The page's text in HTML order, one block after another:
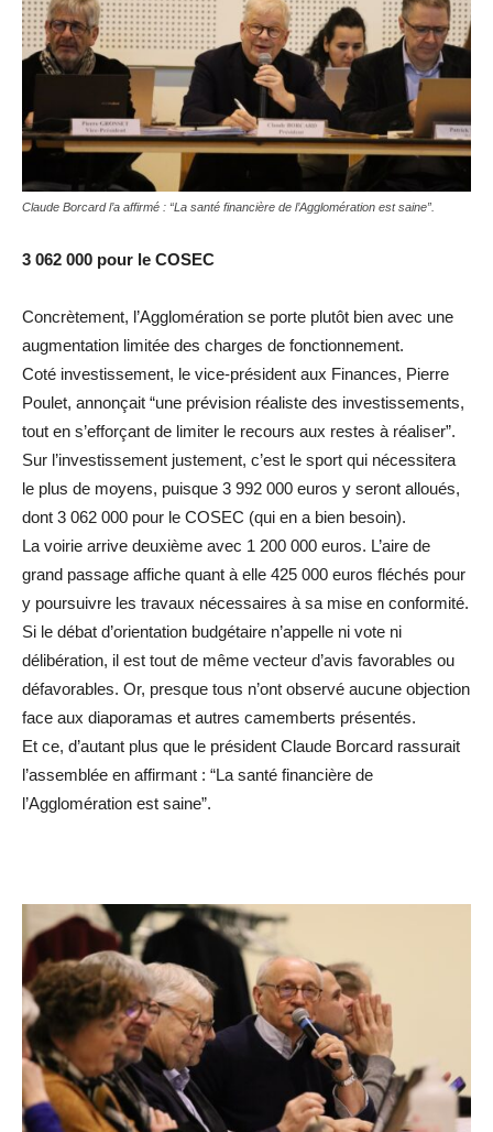
Claude Borcard l’a affirmé : “La santé financière de l’Agglomération est saine”.
3 062 000 pour le COSEC
Concrètement, l’Agglomération se porte plutôt bien avec une
augmentation limitée des charges de fonctionnement.
Coté investissement, le vice-président aux Finances, Pierre
Poulet, annonçait “une prévision réaliste des investissements,
tout en s’efforçant de limiter le recours aux restes à réaliser”.
Sur l’investissement justement, c’est le sport qui nécessitera
le plus de moyens, puisque 3 992 000 euros y seront alloués,
dont 3 062 000 pour le COSEC (qui en a bien besoin).
La voirie arrive deuxième avec 1 200 000 euros. L’aire de
grand passage affiche quant à elle 425 000 euros fléchés pour
y poursuivre les travaux nécessaires à sa mise en conformité.
Si le débat d’orientation budgétaire n’appelle ni vote ni
délibération, il est tout de même vecteur d’avis favorables ou
défavorables. Or, presque tous n’ont observé aucune objection
face aux diaporamas et autres camemberts présentés.
Et ce, d’autant plus que le président Claude Borcard rassurait
l’assemblée en affirmant : “La santé financière de
l’Agglomération est saine”.